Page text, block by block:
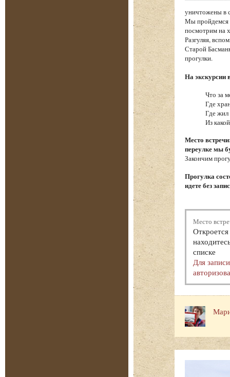
уничтожены в
Мы пройдемся
посмотрим на
Разгуляя,
Старой
прогулки.
На экскурсии
Что за
Где
Где жил
Из
Место
переулке мы
Закончим
Прогулка
идете без
Место
списке
Для